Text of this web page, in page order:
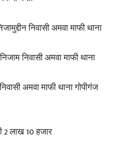
निवासी अमवा माफी थाना
निवासी अमवा माफी थाना
अमवा माफी थाना गोपीगंज
लाख 10 हजार